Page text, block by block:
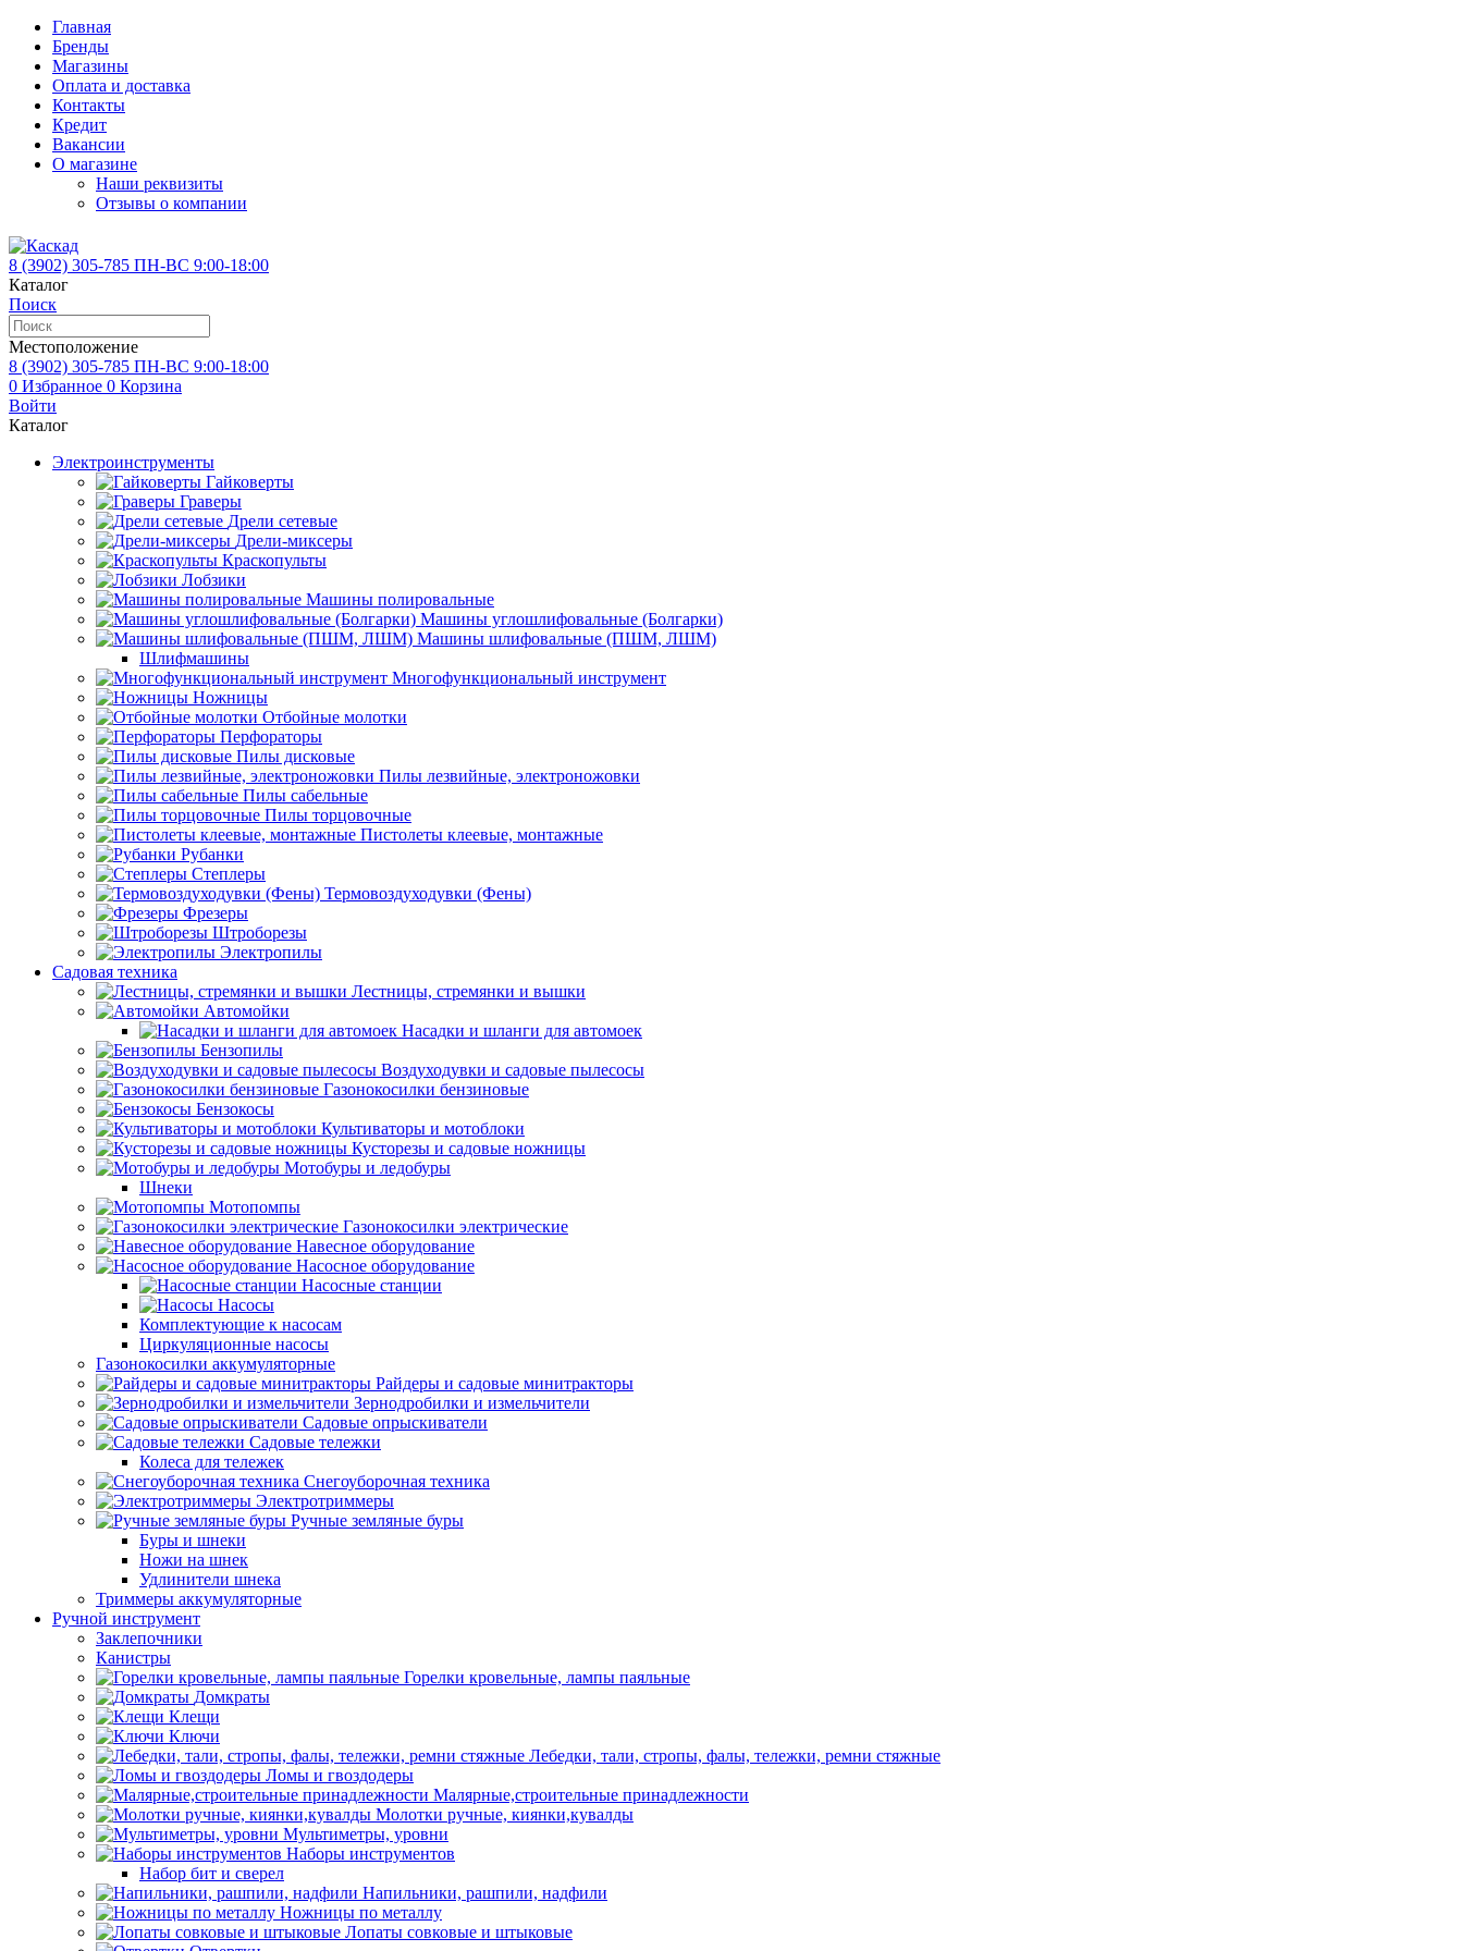
Главная
Бренды
Магазины
Оплата и доставка
Контакты
Кредит
Вакансии
О магазине
Наши реквизиты
Отзывы о компании
8 (3902) 305-785 ПН-ВС 9:00-18:00
Каталог
Поиск
Местоположение
8 (3902) 305-785 ПН-ВС 9:00-18:00
0 Избранное 0 Корзина
Войти
Каталог
Электроинструменты
Гайковерты
Граверы
Дрели сетевые
Дрели-миксеры
Краскопульты
Лобзики
Машины полировальные
Машины углошлифовальные (Болгарки)
Машины шлифовальные (ПШМ, ЛШМ)
Шлифмашины
Многофункциональный инструмент
Ножницы
Отбойные молотки
Перфораторы
Пилы дисковые
Пилы лезвийные, электроножовки
Пилы сабельные
Пилы торцовочные
Пистолеты клеевые, монтажные
Рубанки
Степлеры
Термовоздуходувки (Фены)
Фрезеры
Штроборезы
Электропилы
Садовая техника
Лестницы, стремянки и вышки
Автомойки
Насадки и шланги для автомоек
Бензопилы
Воздуходувки и садовые пылесосы
Газонокосилки бензиновые
Бензокосы
Культиваторы и мотоблоки
Кусторезы и садовые ножницы
Мотобуры и ледобуры
Шнеки
Мотопомпы
Газонокосилки электрические
Навесное оборудование
Насосное оборудование
Насосные станции
Насосы
Комплектующие к насосам
Циркуляционные насосы
Газонокосилки аккумуляторные
Райдеры и садовые минитракторы
Зернодробилки и измельчители
Садовые опрыскиватели
Садовые тележки
Колеса для тележек
Снегоуборочная техника
Электротриммеры
Ручные земляные буры
Буры и шнеки
Ножи на шнек
Удлинители шнека
Триммеры аккумуляторные
Ручной инструмент
Заклепочники
Канистры
Горелки кровельные, лампы паяльные
Домкраты
Клещи
Ключи
Лебедки, тали, стропы, фалы, тележки, ремни стяжные
Ломы и гвоздодеры
Малярные,строительные принадлежности
Молотки ручные, киянки,кувалды
Мультиметры, уровни
Наборы инструментов
Набор бит и сверел
Напильники, рашпили, надфили
Ножницы по металлу
Лопаты совковые и штыковые